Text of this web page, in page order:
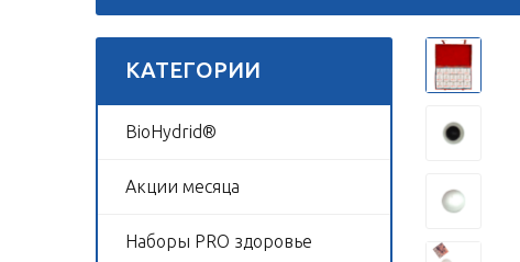
КАТЕГОРИИ
BioHydrid®
Акции месяца
Наборы PRO здоровье